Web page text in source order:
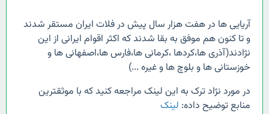
آریایی ها در هفت هزار سال پیش در فلات ایران مستقر شدند
و تا کنون هم موفق به بقا شدند که اکثر اقوام ایرانی از این
نژادند(آذری ها،کردها ،کرمانی ها،فارس ها،اصفهانی ها و
خوزستانی ها و بلوچ ها و غیره ...)
در مورد نژاد ترک به این لینک مراجعه کنید که با موثقترین
منابع توضیح داده: لینک